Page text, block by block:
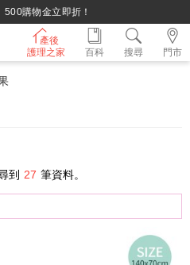
購物金立即折！
產後
護理之家
門市
百科 搜尋
到 27 筆資料。